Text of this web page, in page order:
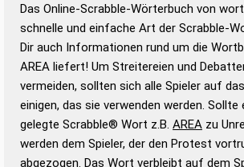
Wortwurzel liefert mit Hilfe eines
Wortanalyse-Algorithmus gute
Wortbedeutung, Worttrennung und
Gültigkeit eines Wortes für das
bestimmen!
zugelassene Turnier
Wörterbücher sind:
Duden –
Das Online-Scrabble-Wörterbuch von
schnelle und einfache Art der Scrabble-
Dir auch Informationen rund um die
AREA liefert! Um Streitereien und
vermeiden, sollten sich alle Spieler auf
einigen, das sie verwenden werden. Sollte
gelegte Scrabble® Wort z.B. AREA zu
werden dem Spieler, der den Protest
abgezogen. Das Wort verbleibt auf dem